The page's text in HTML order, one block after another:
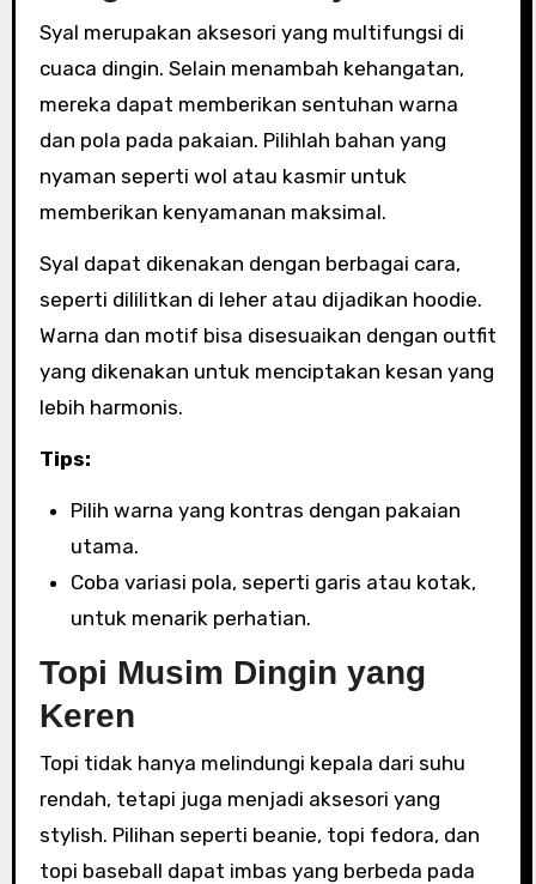
Syal merupakan aksesori yang multifungsi di
cuaca dingin. Selain menambah kehangatan,
mereka dapat memberikan sentuhan warna
dan pola pada pakaian. Pilihlah bahan yang
nyaman seperti wol atau kasmir untuk
memberikan kenyamanan maksimal.
Syal dapat dikenakan dengan berbagai cara,
seperti dililitkan di leher atau dijadikan hoodie.
Warna dan motif bisa disesuaikan dengan outfit
yang dikenakan untuk menciptakan kesan yang
lebih harmonis.
Tips:
Pilih warna yang kontras dengan pakaian
utama.
Coba variasi pola, seperti garis atau kotak,
untuk menarik perhatian.
Topi Musim Dingin yang
Keren
Topi tidak hanya melindungi kepala dari suhu
rendah, tetapi juga menjadi aksesori yang
stylish. Pilihan seperti beanie, topi fedora, dan
topi baseball dapat imbas yang berbeda pada